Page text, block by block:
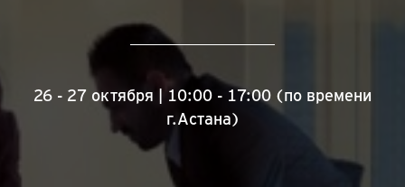
26 - 27 октября | 10:00 - 17:00 (по времени
г.Астана)